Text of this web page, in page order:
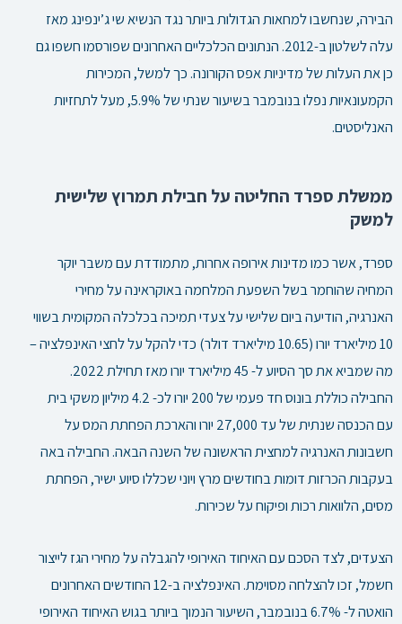
הבירה, שנחשבו למחאות הגדולות ביותר נגד הנשיא שי ג’ינפינג מאז
עלה לשלטון ב-2012. הנתונים הכלכליים האחרונים שפורסמו חשפו גם
כן את העלות של מדיניות אפס הקורונה. כך למשל, המכירות
הקמעונאיות נפלו בנובמבר בשיעור שנתי של 5.9%, מעל לתחזיות
האנליסטים.
ממשלת ספרד החליטה על חבילת תמרוץ שלישית
למשק
ספרד, אשר כמו מדינות אירופה אחרות, מתמודדת עם משבר יוקר
המחיה שהוחמר בשל השפעת המלחמה באוקראינה על מחירי
האנרגיה, הודיעה ביום שלישי על צעדי תמיכה בכלכלה המקומית בשווי
10 מיליארד יורו (10.65 מיליארד דולר) כדי להקל על לחצי האינפלציה –
מה שמביא את סך הסיוע ל- 45 מיליארד יורו מאז תחילת 2022.
החבילה כוללת בונוס חד פעמי של 200 יורו לכ- 4.2 מיליון משקי בית
עם הכנסה שנתית של עד 27,000 יורו והארכת הפחתת המס על
חשבונות האנרגיה למחצית הראשונה של השנה הבאה. החבילה באה
בעקבות הכרזות דומות בחודשים מרץ ויוני שכללו סיוע ישיר, הפחתת
מסים, הלוואות רכות ופיקוח על שכירות.
הצעדים, לצד הסכם עם האיחוד האירופי להגבלה על מחירי הגז לייצור
חשמל, זכו להצלחה מסוימת. האינפלציה ב-12 החודשים האחרונים
הואטה ל- 6.7% בנובמבר, השיעור הנמוך ביותר בגוש האיחוד האירופי